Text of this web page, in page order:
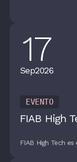
17
Sep2026
EVENTO
FIAB High
FIAB High Tech